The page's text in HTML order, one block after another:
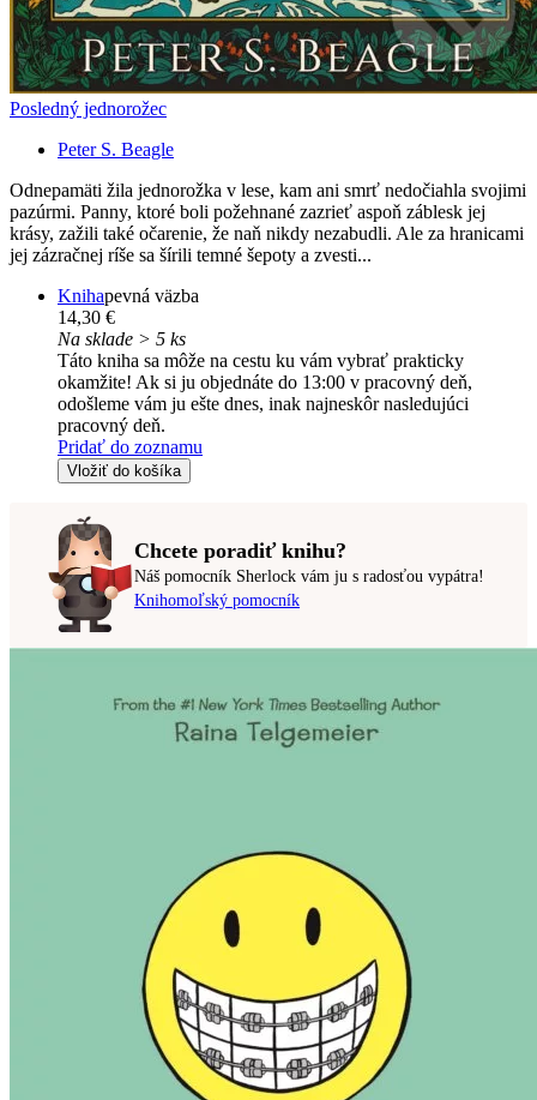
Posledný jednorožec
Peter S. Beagle
Odnepamäti žila jednorožka v lese, kam ani smrť nedočiahla svojimi
pazúrmi. Panny, ktoré boli požehnané zazrieť aspoň záblesk jej
krásy, zažili také očarenie, že naň nikdy nezabudli. Ale za hranicami
jej zázračnej ríše sa šírili temné šepoty a zvesti...
Knihapevná väzba
14,30 €
Na sklade > 5 ks
Táto kniha sa môže na cestu ku vám vybrať prakticky
okamžite! Ak si ju objednáte do 13:00 v pracovný deň,
odošleme vám ju ešte dnes, inak najneskôr nasledujúci
pracovný deň.
Pridať do zoznamu
Vložiť do košíka
Chcete poradiť knihu?
Náš pomocník Sherlock vám ju s radosťou vypátra!
Knihomoľský pomocník